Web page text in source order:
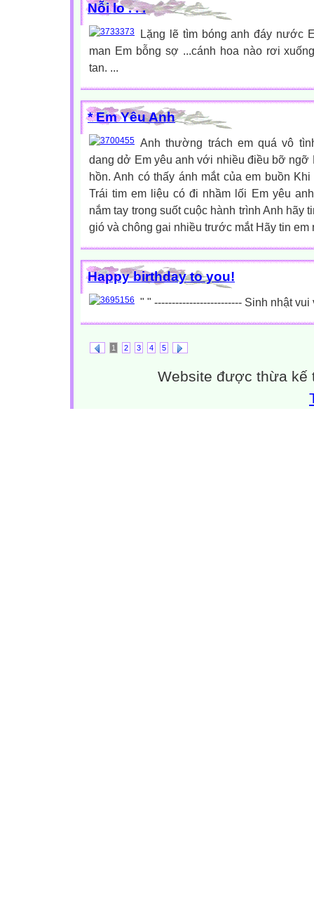
Nỗi lo . . .
Lặng lẽ tìm bóng anh đáy nước
man Em bỗng sợ ...cánh hoa nào rơi
tan. ...
* Em Yêu Anh
Anh thường trách em quá vô
dang dở Em yêu anh với nhiều điều bỡ ngỡ
hồn. Anh có thấy ánh mắt của em buồn
Trái tim em liệu có đi nhầm lối Em yêu
nắm tay trong suốt cuộc hành trình Anh hãy
gió và chông gai nhiều trước mắt Hãy tin em
Happy birthday to you!
" " ------------------------- Sinh nhật
1 2 3 4 5
Website được thừa